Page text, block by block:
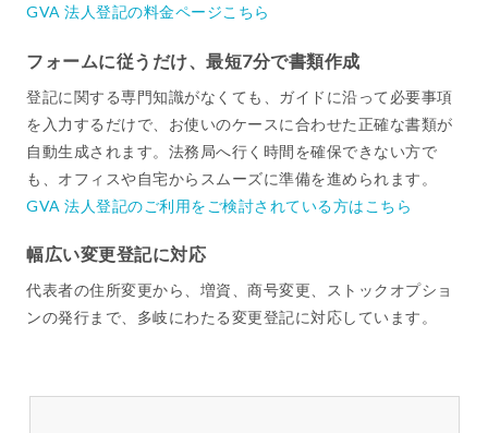
GVA 法人登記の料金ページこちら
フォームに従うだけ、最短7分で書類作成
登記に関する専門知識がなくても、ガイドに沿って必要事項
を入力するだけで、お使いのケースに合わせた正確な書類が
自動生成されます。法務局へ行く時間を確保できない方で
も、オフィスや自宅からスムーズに準備を進められます。
GVA 法人登記のご利用をご検討されている方はこちら
幅広い変更登記に対応
代表者の住所変更から、増資、商号変更、ストックオプショ
ンの発行まで、多岐にわたる変更登記に対応しています。